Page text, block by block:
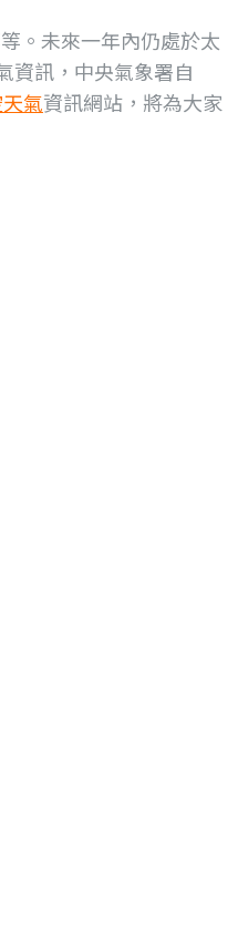
。未來一年內仍處於太
資訊，中央氣象署自
氣資訊網站，將為大家